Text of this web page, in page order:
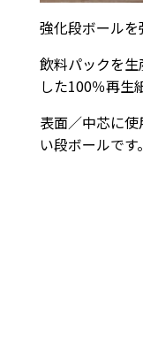
強化段ボールを
飲料パックを
した100％再生
表面／中芯に
い段ボールです。